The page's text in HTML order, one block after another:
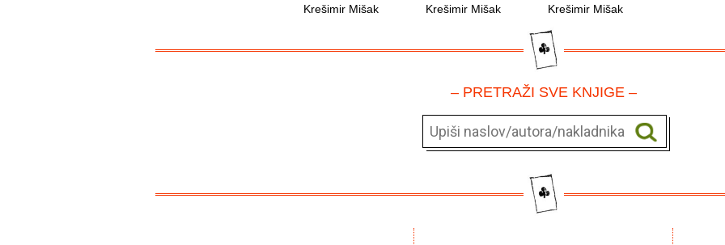
Krešimir Mišak Krešimir Mišak Krešimir Mišak
– PRETRAŽI SVE KNJIGE –